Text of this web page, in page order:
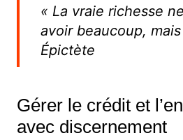
« La vraie richesse
avoir beaucoup,
Épictète
Gérer le crédit et
avec discernement